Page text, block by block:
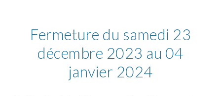
Fermeture du samedi 23
décembre 2023 au 04
janvier 2024